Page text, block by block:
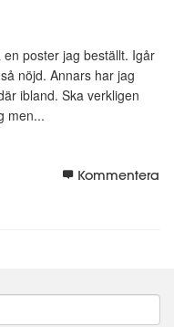
poster jag beställt. Igår
nöjd. Annars har jag
ibland. Ska verkligen
men...
Kommentera